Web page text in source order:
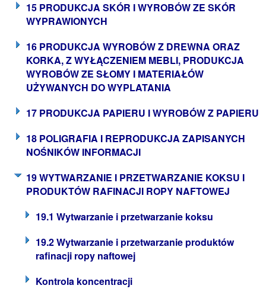
15 PRODUKCJA SKÓR I WYROBÓW ZE SKÓR
WYPRAWIONYCH
16 PRODUKCJA WYROBÓW Z DREWNA ORAZ
KORKA, Z WYŁĄCZENIEM MEBLI, PRODUKCJA
WYROBÓW ZE SŁOMY I MATERIAŁÓW
UŻYWANYCH DO WYPLATANIA
17 PRODUKCJA PAPIERU I WYROBÓW Z PAPIERU
18 POLIGRAFIA I REPRODUKCJA ZAPISANYCH
NOŚNIKÓW INFORMACJI
19 WYTWARZANIE I PRZETWARZANIE KOKSU I
PRODUKTÓW RAFINACJI ROPY NAFTOWEJ
19.1 Wytwarzanie i przetwarzanie koksu
19.2 Wytwarzanie i przetwarzanie produktów
rafinacji ropy naftowej
Kontrola koncentracji